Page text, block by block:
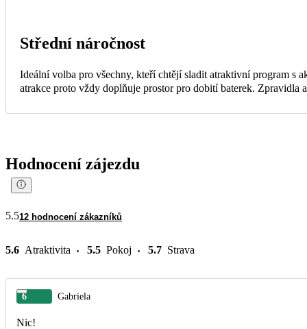
Střední náročnost
Ideální volba pro všechny, kteří chtějí sladit atraktivní program s
atrakce proto vždy doplňuje prostor pro dobití baterek. Zpravidla
Hodnocení zájezdu
5.512 hodnocení zákazníků
5.6 Atraktivita 5.5 Pokoj 5.7 Strava
6 Gabriela
Nic!